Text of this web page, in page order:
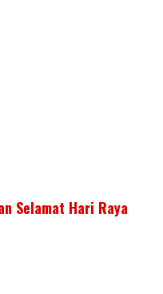
Selamat Hari Raya